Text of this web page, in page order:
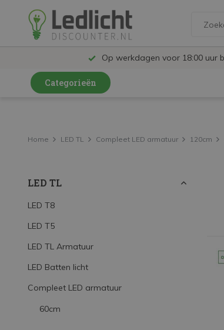
Op werkdagen voor 18:00 uur
Categorieën
LED Railspots
LED High Bay lampen
LED Strips
Decoratieve verlichting
Home LED TL Compleet LED armatuur 120cm
LED TL
LED T8
LED T5
LED TL Armatuur
LED Batten licht
Compleet LED armatuur
60cm